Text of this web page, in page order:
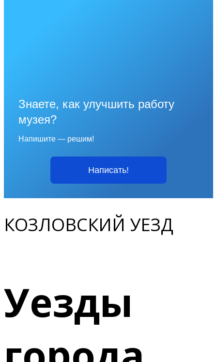
Знаете, как улучшить работу
музея?
Напишите — решим!
Написать!
КОЗЛОВСКИЙ УЕЗД
Уезды